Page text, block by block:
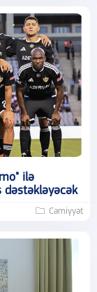
ilə
dəstəkləyəcək
Cəmiyyət